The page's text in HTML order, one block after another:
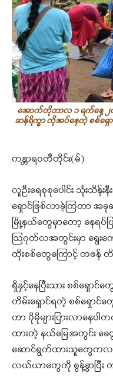
အောက်တိုဘာလ ၁ ရက်နေ့ ၂၀၂
ဆန်ရိက္ခာ လိုအပ်နေတဲ့ စစ်ရှော
ကန္တာရဝတီတိုင်း(မ်)
လူဦးရေစုစုပေါင်း သုံးသိန်
ရှောင်ဖြစ်လာခဲ့ကြတာ အခု
မြို့နယ်တွေမှာတော့ နေရပ်
ဩဂုတ်လအတွင်းမှာ ရွေး
ထိုးစစ်တွေကြောင့် တဖန် တိ
ရှိနှင့်နေပြီးသား စစ်ရှော
တိမ်းရှောင်ရတဲ့ စစ်ရှေ
ဟာ ပိုမိုများပြားလာနေ
ထားတဲ့ နယ်မြေအတွင်း ခေတ္
ဆောင်ရွက်ထားသူတွေကလည်
လယ်ယာတွေကို စွန့်ခွာပြီး တ